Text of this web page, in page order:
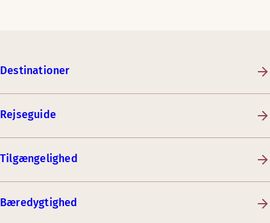
Destinationer
Rejseguide
Tilgængelighed
Bæredygtighed